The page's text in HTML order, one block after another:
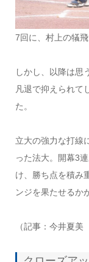
7回に、村上の犠
しかし、以降は思
凡退で抑えられて
た。
立大の強力な打線
った法大。開幕3
け、勝ち点を積み
ンジを果たせるか
（記事：今井夏